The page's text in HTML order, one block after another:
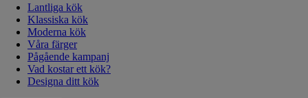
Lantliga kök
Klassiska kök
Moderna kök
Våra färger
Pågående kampanj
Vad kostar ett kök?
Designa ditt kök